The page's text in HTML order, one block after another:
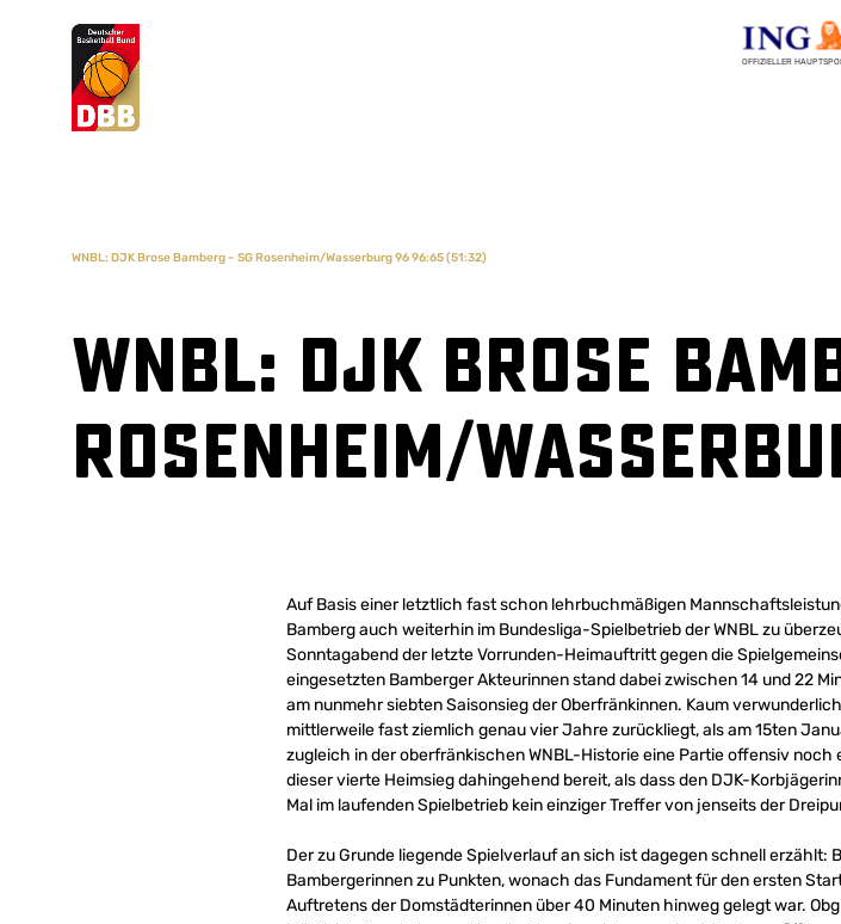
OFFIZIELLER
Suchvorschläge
WNBL: DJK Brose Bamberg – SG Rosenheim/Wasserburg 96 96:65 (51:32)
WNBL: DJK Brose
Rosenheim/
Auf Basis einer letztlich fast schon lehrbuchmäßigen
Bamberg auch weiterhin im Bundesliga-Spielbetrieb der WNBL zu
Sonntagabend der letzte Vorrunden-Heimauftritt gegen die
eingesetzten Bamberger Akteurinnen stand dabei zwischen 14 und 22
am nunmehr siebten Saisonsieg der Oberfränkinnen. Kaum
mittlerweile fast ziemlich genau vier Jahre zurückliegt, als am 15ten
zugleich in der oberfränkischen WNBL-Historie eine Partie offensiv
dieser vierte Heimsieg dahingehend bereit, als dass den DJK-
Mal im laufenden Spielbetrieb kein einziger Treffer von jenseits der
Der zu Grunde liegende Spielverlauf an sich ist dagegen schnell erzählt:
Bambergerinnen zu Punkten, wonach das Fundament für den ersten
Auftretens der Domstädterinnen über 40 Minuten hinweg gelegt war.